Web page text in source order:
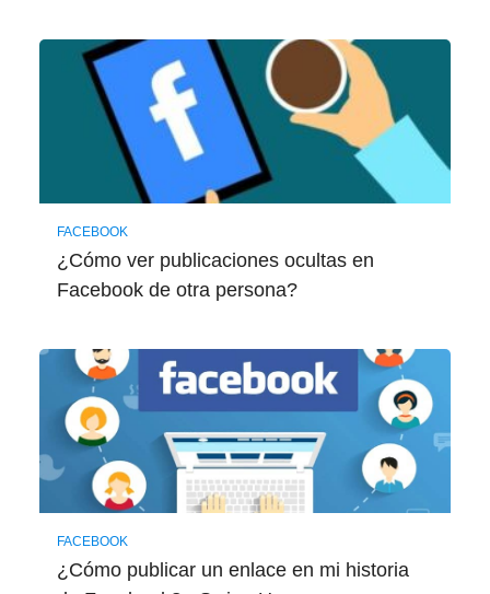
FACEBOOK
¿Cómo ver publicaciones ocultas en
Facebook de otra persona?
FACEBOOK
¿Cómo publicar un enlace en mi historia